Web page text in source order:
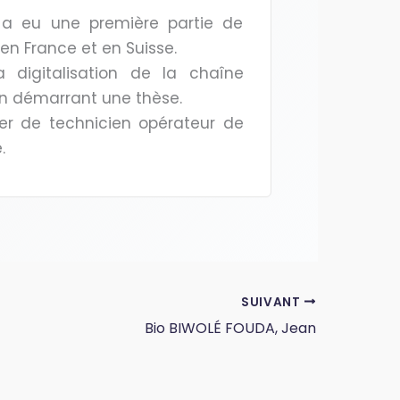
a eu une première partie de
France et en Suisse.
digitalisation de la chaîne
démarrant une thèse.
de technicien opérateur de
SUIVANT
Bio BIWOLÉ FOUDA, Jean